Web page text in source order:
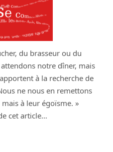
du brasseur ou du
notre dîner, mais
à la recherche de
ne nous en remettons
à leur égoïsme. »
cet article…